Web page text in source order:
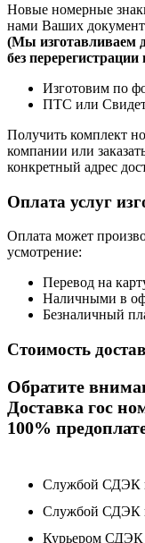
Новые номерные
нами Ваших
(Мы изготавливаем
без
Изготовим по
ПТС или
Получить комплект
компании или
конкретный адрес
Оплата услуг
Оплата может
усмотрение:
Перевод на
Наличными в
Безналичный
Стоимость
Обратите
Доставка гос
100%
Службой СДЭК
Службой СДЭК
Курьером СДЭК